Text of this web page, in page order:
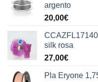
argento
20,00€
silk rosa
27,00€
Pla Eryone